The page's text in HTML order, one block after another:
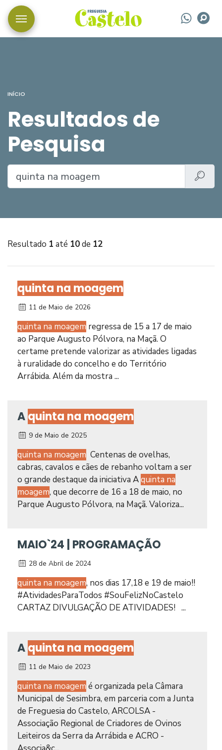
INÍCIO
Resultados de
Pesquisa
Resultado 1 até 10de 12
quinta na moagem
11 de Maio de 2026
quinta na moagem regressa de 15 a 17 de maio
ao Parque Augusto Pólvora, na Maçã. O
certame pretende valorizar as atividades ligadas
à ruralidade do concelho e do Território
Arrábida. Além da mostra ...
Aquinta na moagem
9 de Maio de 2025
quinta na moagem Centenas de ovelhas,
cabras, cavalos e cães de rebanho voltam a ser
o grande destaque da iniciativa Aquinta na
moagem, que decorre de 16 a 18 de maio, no
Parque Augusto Pólvora, na Maçã. Valoriza...
MAIO`24 | PROGRAMAÇÃO
28 de Abril de 2024
quinta na moagem, nos dias 17,18 e 19 de maio!!
#AtividadesParaTodos #SouFelizNoCastelo
CARTAZ DIVULGAÇÃO DE ATIVIDADES! ...
Aquinta na moagem
11 de Maio de 2023
quinta na moagem é organizada pela Câmara
Municipal de Sesimbra, em parceria com a Junta
de Freguesia do Castelo, ARCOLSA -
Associação Regional de Criadores de Ovinos
Leiteiros da Serra da Arrábida e ACRO -